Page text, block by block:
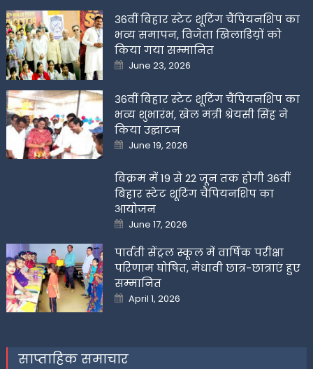
36वीं बिहार स्टेट शूटिंग चैंपियनशिप का
भव्य समापन, विजेता खिलाडिय़ों को
किया गया सम्मानित
Posted
on
June 23, 2026
36वीं बिहार स्टेट शूटिंग चैंपियनशिप का
भव्य शुभारंभ, खेल मंत्री श्रेयसी सिंह ने
किया उद्घाटन
Posted
on
June 19, 2026
बिक्रम में 19 से 22 जून तक होगी 36वीं
बिहार स्टेट शूटिंग चैंपियनशिप का
आयोजन
Posted
on
June 17, 2026
पार्वती सेंट्रल स्कूल में वार्षिक परीक्षा
परिणाम घोषित, मेधावी छात्र-छात्राएं हुए
सम्मानित
Posted
on
April 1, 2026
साप्ताहिक समाचार